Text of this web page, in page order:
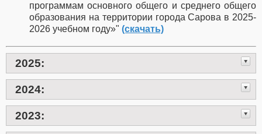
программам основного общего и среднего общего
образования на территории города Сарова в 2025-
2026 учебном году»" (скачать)
2025:
2024:
2023: